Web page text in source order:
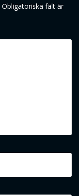
Obligatoriska fält är